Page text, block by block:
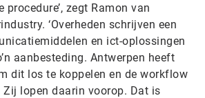
zegt Ramon van
‘Overheden schrijven een
en ict-oplossingen
aanbesteding. Antwerpen heeft
dit los te koppelen en de workflow
lopen daarin voorop. Dat is